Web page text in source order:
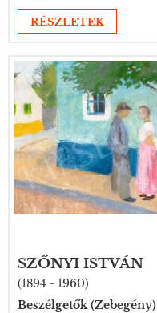
RÉSZLETEK
SZŐNYI ISTVÁN
(1894 - 1960)
Beszélgetők (Zebegény)